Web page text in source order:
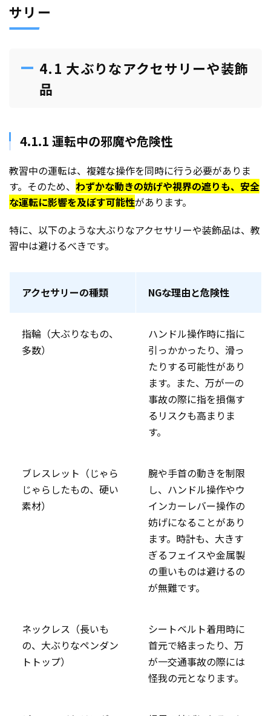
サリー
4.1 大ぶりなアクセサリーや装飾
品
4.1.1 運転中の邪魔や危険性
教習中の運転は、複雑な操作を同時に行う必要がありま
す。そのため、 わずかな動きの妨げや視界の遮りも、安全
な運転に影響を及ぼす可能性があります。
特に、以下のような大ぶりなアクセサリーや装飾品は、教
習中は避けるべきです。
アクセサリーの種類 NGな理由と危険性
指輪（大ぶりなもの、
多数）
ハンドル操作時に指に
引っかかったり、滑っ
たりする可能性があり
ます。また、万が一の
事故の際に指を損傷す
るリスクも高まりま
す。
ブレスレット（じゃら
じゃらしたもの、硬い
素材）
腕や手首の動きを制限
し、ハンドル操作やウ
インカーレバー操作の
妨げになることがあり
ます。時計も、大きす
ぎるフェイスや金属製
の重いものは避けるの
が無難です。
ネックレス（長いも
の、大ぶりなペンダン
トトップ）
シートベルト着用時に
首元で絡まったり、万
が一交通事故の際には
怪我の元となります。